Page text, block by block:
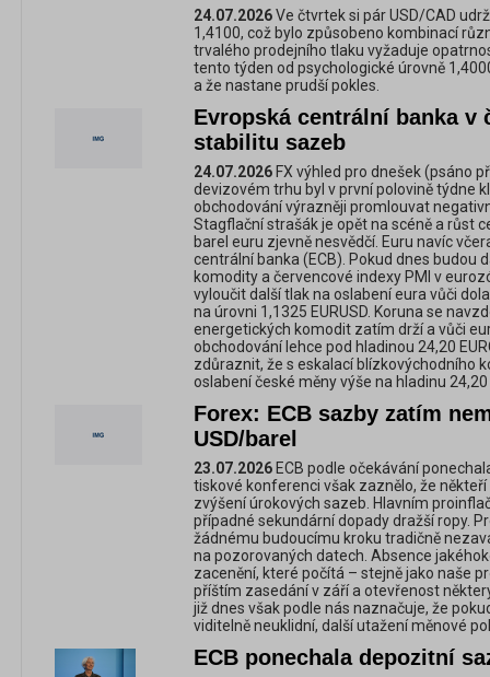
24.07.2026Ve čtvrtek si pár USD/CAD
1,4100, což bylo způsobeno kombinací
trvalého prodejního tlaku vyžaduje
tento týden od psychologické úrovně
a že nastane prudší pokles.
Evropská centrální banka v
stabilitu sazeb
24.07.2026 FX výhled pro dnešek (psáno
devizovém trhu byl v první polovině týdne
obchodování výrazněji promlouvat
Stagflační strašák je opět na scéně a růst
barel euru zjevně nesvědčí. Euru navíc
centrální banka (ECB). Pokud dnes budou
komodity a červencové indexy PMI v
vyloučit další tlak na oslabení eura vůči
na úrovni 1,1325 EURUSD. Koruna se
energetických komodit zatím drží a vůči
obchodování lehce pod hladinou 24,20
zdůraznit, že s eskalací blízkovýchodního
oslabení české měny výše na hladinu 24,20
Forex: ECB sazby zatím
USD/barel
23.07.2026 ECB podle očekávání
tiskové konferenci však zaznělo, že
zvýšení úrokových sazeb. Hlavním
případné sekundární dopady dražší ropy.
žádnému budoucímu kroku tradičně
na pozorovaných datech. Absence
zacenění, které počítá – stejně jako naše
příštím zasedání v září a otevřenost
již dnes však podle nás naznačuje, že
viditelně neuklidní, další utažení měnové
ECB ponechala depozitní